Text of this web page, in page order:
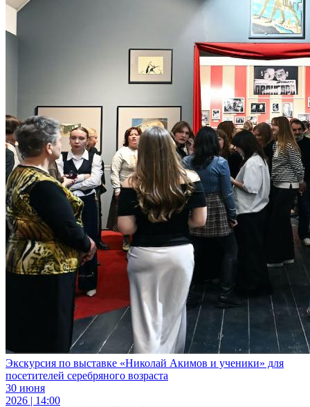
Экскурсия по выставке «Николай Акимов и ученики» для
посетителей серебряного возраста
30 июня
2026 | 14:00